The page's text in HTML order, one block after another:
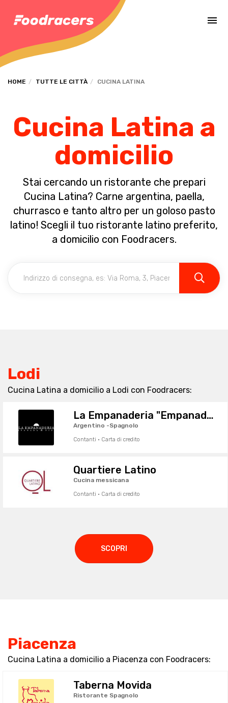
HOME TUTTE LE CITTÀ CUCINA LATINA
Cucina Latina a
domicilio
Stai cercando un ristorante che prepari
Cucina Latina? Carne argentina, paella,
churrasco e tanto altro per un goloso pasto
latino! Scegli il tuo ristorante latino preferito,
a domicilio con Foodracers.
Lodi
Cucina Latina a domicilio a Lodi con Foodracers:
La Empanaderia "Empanada & Pizza"
Argentino -Spagnolo
Contanti · Carta di credito
Quartiere Latino
Cucina messicana
Contanti · Carta di credito
SCOPRI
Piacenza
Cucina Latina a domicilio a Piacenza con Foodracers:
Taberna Movida
Ristorante Spagnolo